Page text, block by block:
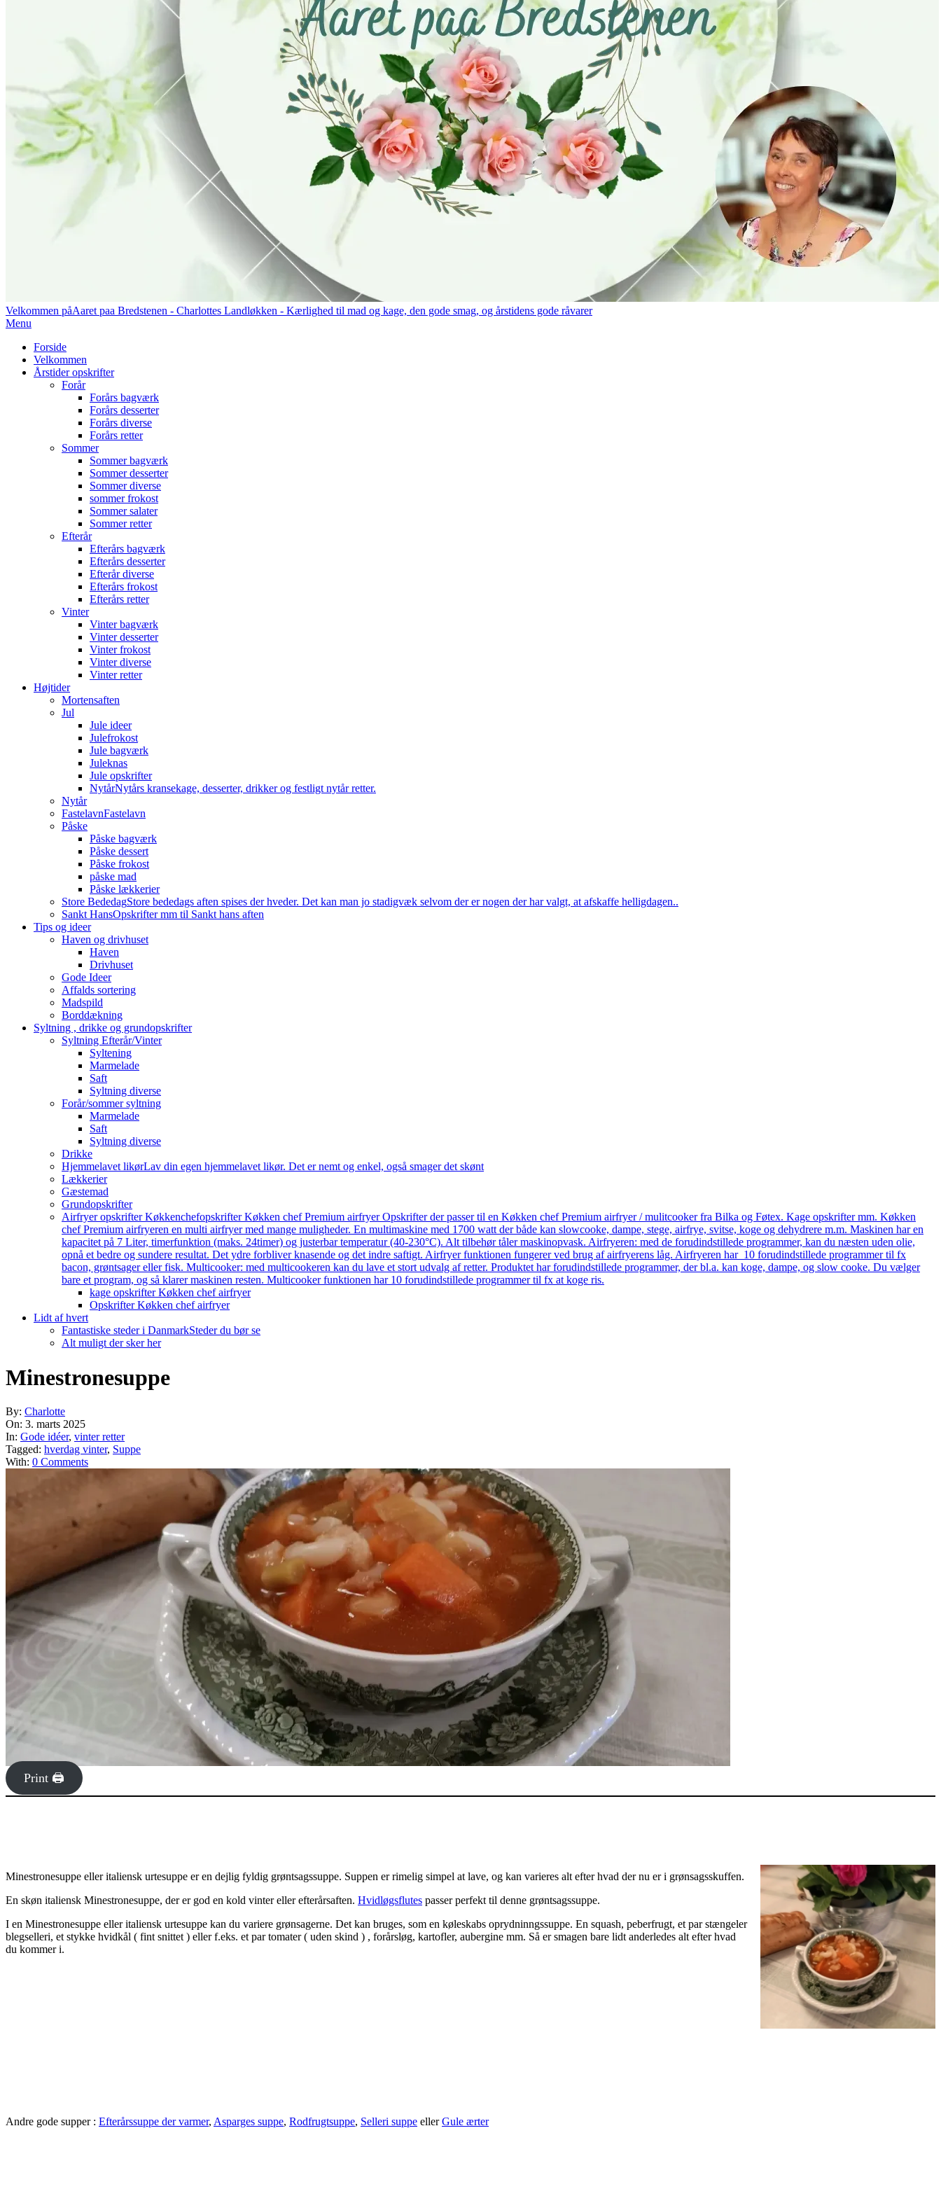
Velkommen påAaret paa Bredstenen - Charlottes Landløkken - Kærlighed til mad og kage, den gode smag, og årstidens gode råvarer
Primary
Menu
Menu
Forside
Velkommen
Årstider opskrifter
Forår
Forårs bagværk
Forårs desserter
Forårs diverse
Forårs retter
Sommer
Sommer bagværk
Sommer desserter
Sommer diverse
sommer frokost
Sommer salater
Sommer retter
Efterår
Efterårs bagværk
Efterårs desserter
Efterår diverse
Efterårs frokost
Efterårs retter
Vinter
Vinter bagværk
Vinter desserter
Vinter frokost
Vinter diverse
Vinter retter
Højtider
Mortensaften
Jul
Jule ideer
Julefrokost
Jule bagværk
Juleknas
Jule opskrifter
NytårNytårs kransekage, desserter, drikker og festligt nytår retter.
Nytår
FastelavnFastelavn
Påske
Påske bagværk
Påske dessert
Påske frokost
påske mad
Påske lækkerier
Store BededagStore bededags aften spises der hveder. Det kan man jo stadigvæk selvom der er nogen der har valgt, at afskaffe helligdagen..
Sankt HansOpskrifter mm til Sankt hans aften
Tips og ideer
Haven og drivhuset
Haven
Drivhuset
Gode Ideer
Affalds sortering
Madspild
Borddækning
Syltning , drikke og grundopskrifter
Syltning Efterår/Vinter
Syltening
Marmelade
Saft
Syltning diverse
Forår/sommer syltning
Marmelade
Saft
Syltning diverse
Drikke
Hjemmelavet likørLav din egen hjemmelavet likør. Det er nemt og enkel, også smager det skønt
Lækkerier
Gæstemad
Grundopskrifter
Airfryer opskrifter Køkkenchefopskrifter Køkken chef Premium airfryer Opskrifter der passer til en Køkken chef Premium airfryer / mulitcooker fra Bilka og Føtex. Kage opskrifter mm. Køkken
chef Premium airfryeren en multi airfryer med mange muligheder. En multimaskine med 1700 watt der både kan slowcooke, dampe, stege, airfrye, svitse, koge og dehydrere m.m. Maskinen har en
kapacitet på 7 Liter, timerfunktion (maks. 24timer) og justerbar temperatur (40-230°C). Alt tilbehør tåler maskinopvask. Airfryeren: med de forudindstillede programmer, kan du næsten uden olie,
opnå et bedre og sundere resultat. Det ydre forbliver knasende og det indre saftigt. Airfryer funktionen fungerer ved brug af airfryerens låg. Airfryeren har 10 forudindstillede programmer til fx
bacon, grøntsager eller fisk. Multicooker: med multicookeren kan du lave et stort udvalg af retter. Produktet har forudindstillede programmer, der bl.a. kan koge, dampe, og slow cooke. Du vælger
bare et program, og så klarer maskinen resten. Multicooker funktionen har 10 forudindstillede programmer til fx at koge ris.
kage opskrifter Køkken chef airfryer
Opskrifter Køkken chef airfryer
Lidt af hvert
Fantastiske steder i DanmarkSteder du bør se
Alt muligt der sker her
Minestronesuppe
By: Charlotte
On: 3. marts 2025
In: Gode idéer, vinter retter
Tagged: hverdag vinter, Suppe
With: 0 Comments
Print 🖨
Minestronesuppe eller italiensk urtesuppe er en dejlig fyldig grøntsagssuppe. Suppen er rimelig simpel at lave, og kan varieres alt efter hvad der nu er i grønsagsskuffen.
En skøn italiensk Minestronesuppe, der er god en kold vinter eller efterårsaften. Hvidløgsflutes passer perfekt til denne grøntsagssuppe.
I en Minestronesuppe eller italiensk urtesuppe kan du variere grønsagerne. Det kan bruges, som en køleskabs oprydninngssuppe. En squash, peberfrugt, et par stængeler
blegselleri, et stykke hvidkål ( fint snittet ) eller f.eks. et par tomater ( uden skind ) , forårsløg, kartofler, aubergine mm. Så er smagen bare lidt anderledes alt efter hvad
du kommer i.
Andre gode supper : Efterårssuppe der varmer, Asparges suppe, Rodfrugtsuppe, Selleri suppe ellerGule ærter